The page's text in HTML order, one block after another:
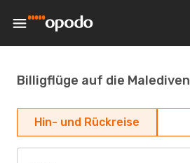
Billigflüge auf die Malediven
Hin- und Rückreise